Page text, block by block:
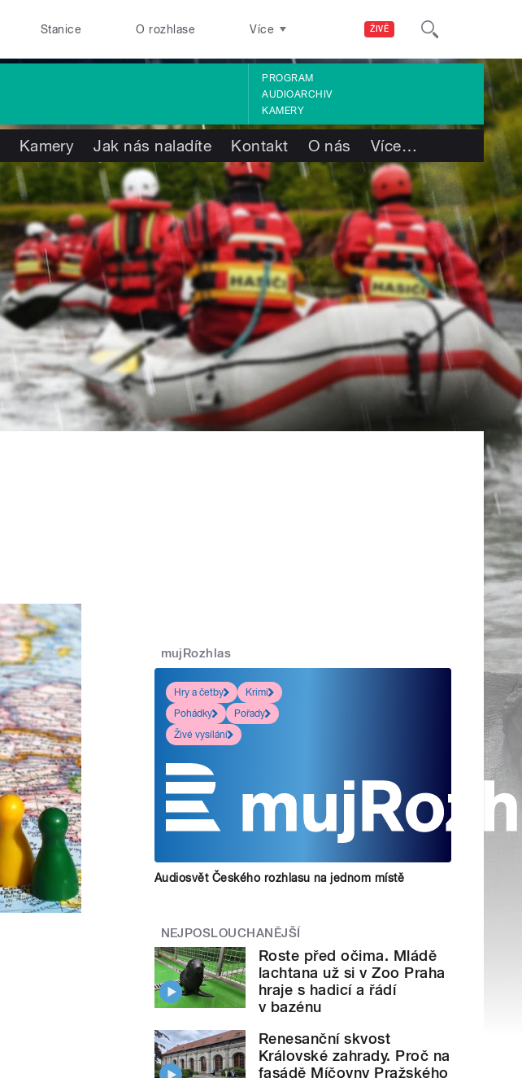
ŽIVĚ
Stanice O rozhlase Více
PROGRAM
AUDIOARCHIV
KAMERY
Kamery Jak nás naladíte Kontakt O nás Více…
mujRozhlas
Hry a četby
Krimi
Pohádky
Pořady
Živé vysílání
Audiosvět Českého rozhlasu na jednom místě
NEJPOSLOUCHANĚJŠÍ
Roste před očima. Mládě
lachtana už si v Zoo Praha
hraje s hadicí a řádí
v bazénu
Renesanční skvost
Královské zahrady. Proč na
fasádě Míčovny Pražského